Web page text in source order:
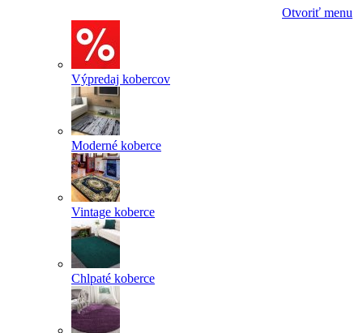
Otvoriť menu
Výpredaj kobercov
Moderné koberce
Vintage koberce
Chlpaté koberce